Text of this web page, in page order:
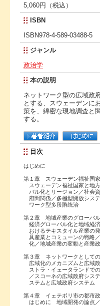
5,060円（税込）
ISBN
ISBN978-4-589-03488-5
ジャンル
政治学
本の説明
ネットワーク型の広域政
とする、スウェーデンに
策を、綿密な現地調査と
する。
目次
はじめに
第１章 スウェーデン福祉国
スウェーデン福祉国家と地
バル化とリージョン／社会
府間関係／多極型開放シス
ワーク型多段階統治
第２章 地域産業のグローバ
経済グローバル化と地域経
おけるテキスタイル産業の
具産業とコミューンの戦略
化／地域産業の変動と産業
第３章 ネットワークとして
広域化のメカニズムと広域
ストラ・イェータランドで
／スコーネの広域政府シス
ステムと広域政府システム
第４章 イェテボリ市の都市
はじめに 地域開発の論点／